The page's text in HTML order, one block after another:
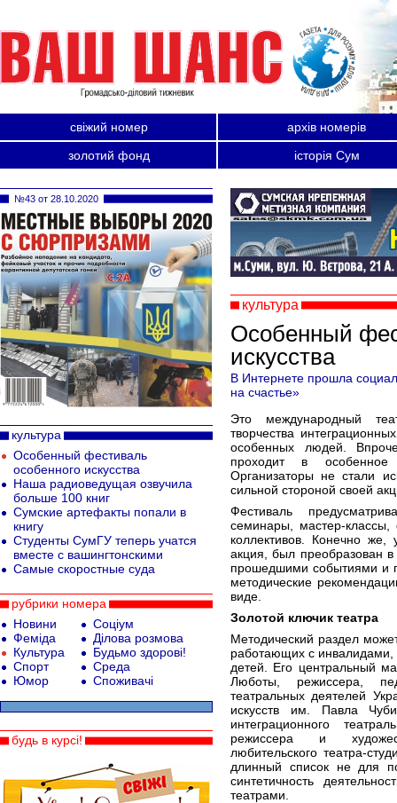
свіжий номер
архів номерів
золотий фонд
історія Сум
культура
Особенный
искусства
В Интернете прошла
на счастье»
Это международный
творчества
особенных людей.
проходит в
Организаторы не стали
сильной стороной своей
Фестиваль
семинары, мастер-классы,
коллективов. Конечно
акция, был преобразован
прошедшими событиями и
методические
виде.
Золотой ключик театра
Методический раздел
работающих с инвалидами,
детей. Его центральный
Люботы, режиссера,
театральных деятелей
искусств им. Павла
интеграционного
режиссера и
любительского театра-
длинный список не для
синтетичность
театрами.
№43 от 28.10.2020
культура
Особенный фестиваль
особенного искусства
Наша радиоведущая озвучила
больше 100 книг
Сумские артефакты попали в
книгу
Студенты СумГУ теперь учатся
вместе с вашингтонскими
Самые скоростные суда
рубрики номера
Новини
Феміда
Культура
Спорт
Юмор
Соціум
Ділова розмова
Будьмо здорові!
Среда
Споживачі
будь в курсі!